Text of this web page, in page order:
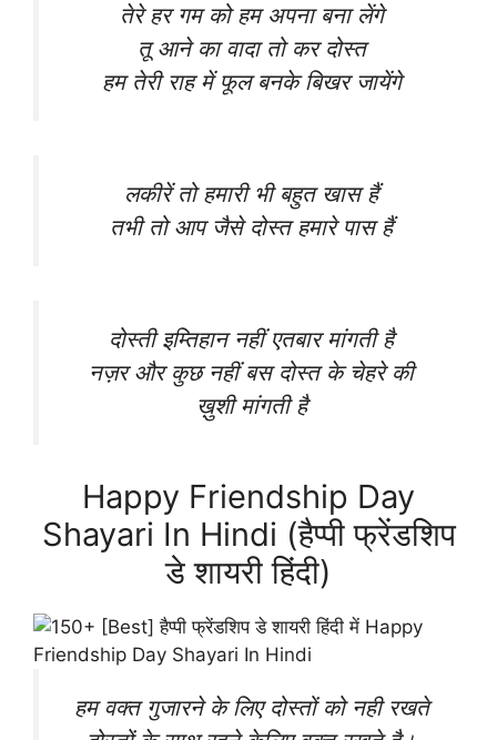
तेरे हर गम को हम अपना बना लेंगे
तू आने का वादा तो कर दोस्त
हम तेरी राह में फूल बनके बिखर जायेंगे
लकीरें तो हमारी भी बहुत खास हैं
तभी तो आप जैसे दोस्त हमारे पास हैं
दोस्ती इम्तिहान नहीं एतबार मांगती है
नज़र और कुछ नहीं बस दोस्त के चेहरे की
ख़ुशी मांगती है
Happy Friendship Day
Shayari In Hindi (हैप्पी फ्रेंडशिप
डे शायरी हिंदी)
हम वक्त गुजारने के लिए दोस्तों को नही रखते